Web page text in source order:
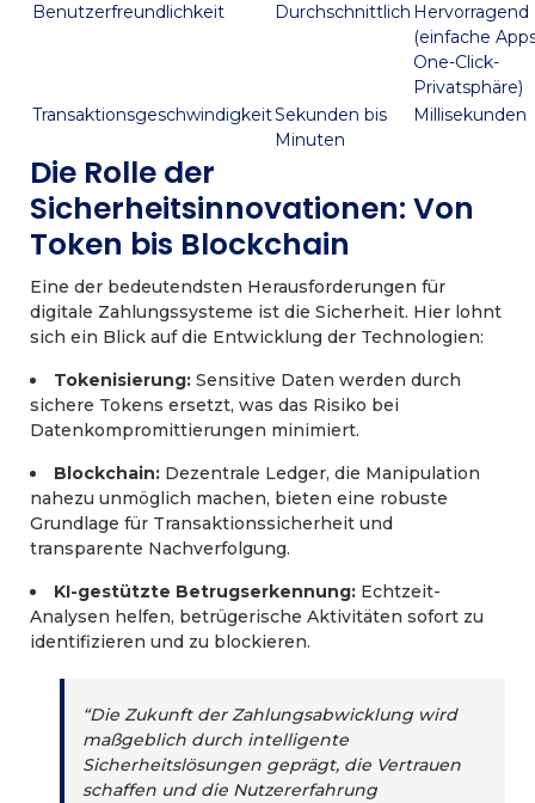
Benutzerfreundlichkeit
Durchschnittlich Hervorragend
(einfache
One-Click-
Privatsphäre)
TransaktionsgeschwindigkeitSekunden bis
Minuten
Millisekunden
Die Rolle der
Sicherheitsinnovationen: Von
Token bis Blockchain
Eine der bedeutendsten Herausforderungen für
digitale Zahlungssysteme ist die Sicherheit. Hier lohnt
sich ein Blick auf die Entwicklung der Technologien:
Tokenisierung: Sensitive Daten werden durch
sichere Tokens ersetzt, was das Risiko bei
Datenkompromittierungen minimiert.
Blockchain: Dezentrale Ledger, die Manipulation
nahezu unmöglich machen, bieten eine robuste
Grundlage für Transaktionssicherheit und
transparente Nachverfolgung.
KI-gestützte Betrugserkennung: Echtzeit-
Analysen helfen, betrügerische Aktivitäten sofort zu
identifizieren und zu blockieren.
“Die Zukunft der Zahlungsabwicklung wird
maßgeblich durch intelligente
Sicherheitslösungen geprägt, die Vertrauen
schaffen und die Nutzererfahrung